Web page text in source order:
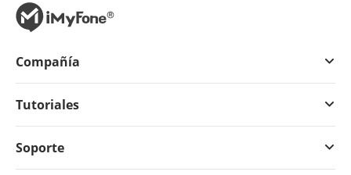
Compañía
Tutoriales
Soporte